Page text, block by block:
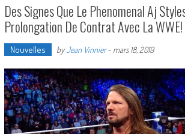
Des Signes Que Le Phenomenal Aj
Prolongation De Contrat Avec La WWE!
Nouvelles byJean Vinnier- mars 18, 2019